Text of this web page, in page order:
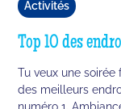
Activités
Top 10 des
Tu veux une
des meilleurs